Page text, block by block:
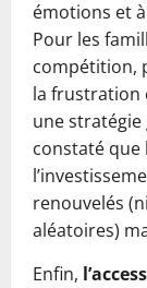
émotions et
Pour les
compétition,
la frustration
une stratégie
constaté que
renouvelés
aléatoires)
Enfin,